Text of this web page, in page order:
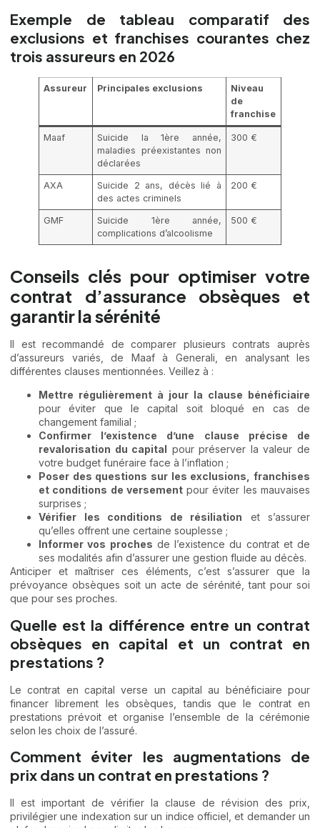
Exemple de tableau comparatif des
exclusions et franchises courantes chez
trois assureurs en 2026
Assureur Principales exclusions
Niveau
de
franchise
Maaf
Suicide la 1ère année,
maladies préexistantes non
déclarées
300 €
AXA
Suicide 2 ans, décès lié à
des actes criminels
200 €
GMF
Suicide 1ère année,
complications d’alcoolisme
500 €
Conseils clés pour optimiser votre
contrat d’assurance obsèques et
garantir la sérénité
Il est recommandé de comparer plusieurs contrats auprès
d’assureurs variés, de Maaf à Generali, en analysant les
différentes clauses mentionnées. Veillez à :
Mettre régulièrement à jour la clause bénéficiaire
pour éviter que le capital soit bloqué en cas de
changement familial ;
Confirmer l’existence d’une clause précise de
revalorisation du capital pour préserver la valeur de
votre budget funéraire face à l’inflation ;
Poser des questions sur les exclusions, franchises
et conditions de versementpour éviter les mauvaises
surprises ;
Vérifier les conditions de résiliation et s’assurer
qu’elles offrent une certaine souplesse ;
Informer vos proches de l’existence du contrat et de
ses modalités afin d’assurer une gestion fluide au décès.
Anticiper et maîtriser ces éléments, c’est s’assurer que la
prévoyance obsèques soit un acte de sérénité, tant pour soi
que pour ses proches.
Quelle est la différence entre un contrat
obsèques en capital et un contrat en
prestations ?
Le contrat en capital verse un capital au bénéficiaire pour
financer librement les obsèques, tandis que le contrat en
prestations prévoit et organise l’ensemble de la cérémonie
selon les choix de l’assuré.
Comment éviter les augmentations de
prix dans un contrat en prestations ?
Il est important de vérifier la clause de révision des prix,
privilégier une indexation sur un indice officiel, et demander un